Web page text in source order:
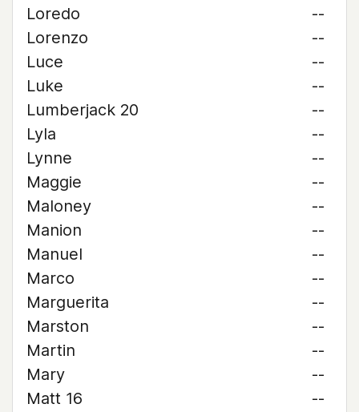
Loredo
--
Lorenzo
--
Luce
--
Luke
--
Lumberjack 20
--
Lyla
--
Lynne
--
Maggie
--
Maloney
--
Manion
--
Manuel
--
Marco
--
Marguerita
--
Marston
--
Martin
--
Mary
--
Matt 16
--